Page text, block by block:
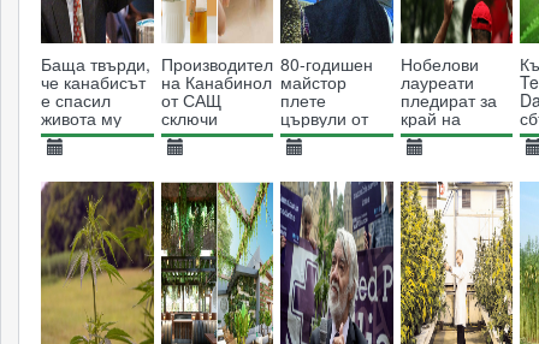
Баща твърди,
че канабисът
е спасил
живота му
14631
Производител
на Канабинол
от САЩ
сключи
сделка с
дистрибутор
акупунктура
4142
80-годишен
майстор
плете
цървули от
коноп
6971
Нобелови
лауреати
пледират за
край на
войната
срещу
6993